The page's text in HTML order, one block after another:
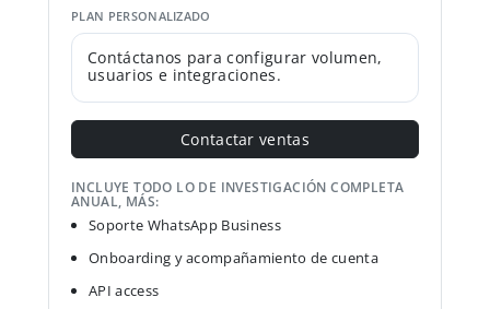
PLAN PERSONALIZADO
Contáctanos para configurar volumen,
usuarios e integraciones.
Contactar ventas
INCLUYE TODO LO DE INVESTIGACIÓN COMPLETA
ANUAL, MÁS:
Soporte WhatsApp Business
Onboarding y acompañamiento de cuenta
API access